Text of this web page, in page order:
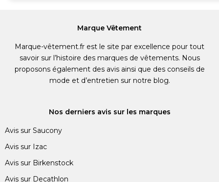
Marque Vêtement
Marque-vêtement.fr est le site par excellence pour tout
savoir sur l’histoire des marques de vêtements. Nous
proposons également des avis ainsi que des conseils de
mode et d’entretien sur notre blog.
Nos derniers avis sur les marques
Avis sur Saucony
Avis sur Izac
Avis sur Birkenstock
Avis sur Decathlon